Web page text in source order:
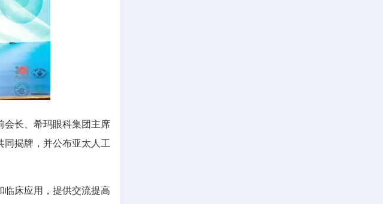
长、希玛眼科集团主席
揭牌，并公布亚太人工
床应用，提供交流提高